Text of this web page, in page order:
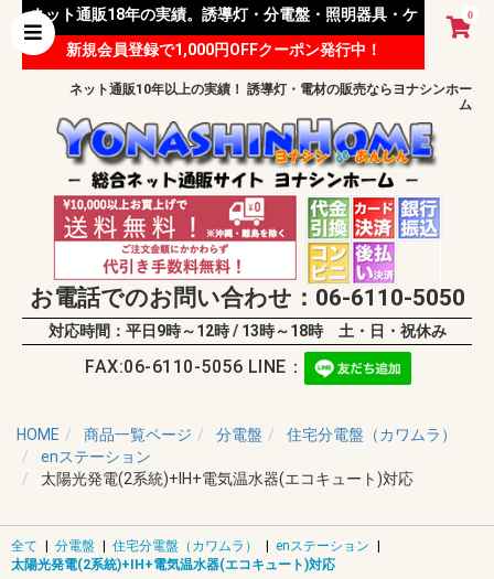
0
ネット通販18年の実績。誘導灯・分電盤・照明器具・ケ
ーブル等 様々な資材を取り扱っています。
新規会員登録で1,000円OFFクーポン発行中！
ネット通販10年以上の実績！ 誘導灯・電材の販売ならヨナシンホー
ム
お電話でのお問い合わせ：06-6110-5050
対応時間：平日9時～12時 / 13時～18時 土・日・祝休み
FAX:06-6110-5056 LINE：
HOME 商品一覧ページ 分電盤
住宅分電盤（カワムラ）
enステーション
太陽光発電(2系統)+IH+電気温水器(エコキュート)対応
全て | 分電盤 | 住宅分電盤（カワムラ） | enステーション |
太陽光発電(2系統)+IH+電気温水器(エコキュート)対応